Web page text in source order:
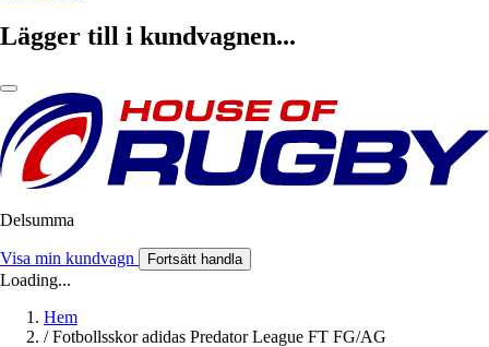
Lägger till i kundvagnen...
Delsumma
Visa min kundvagn Fortsätt handla
Loading...
Hem
/ Fotbollsskor adidas Predator League FT FG/AG